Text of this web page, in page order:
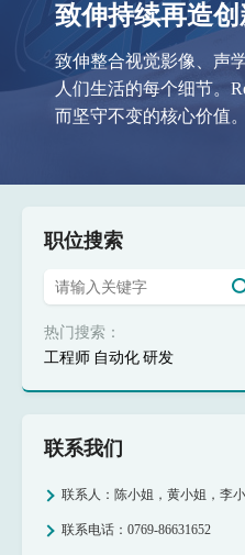
致伸持续再造创
致伸整合视觉影像、声
人们生活的每个细节。
而坚守不变的核心价值。
顾
职位搜索
热门搜索：
工程师 自动化 研发
联系我们
联系人： 陈小姐，黄小姐，李小姐，周小姐
联系电话： 0769-86631652